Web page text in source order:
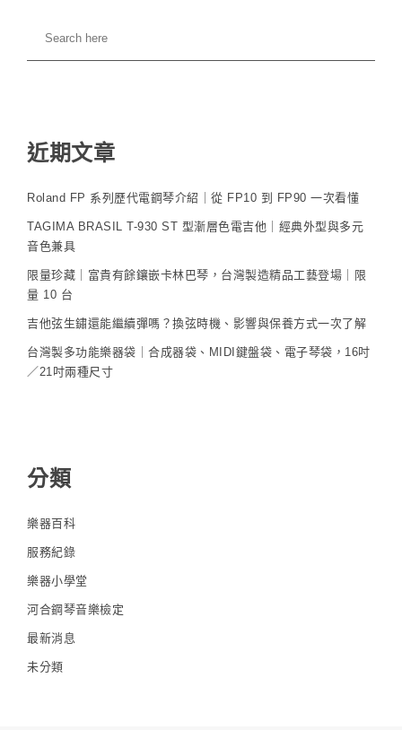
近期文章
Roland FP 系列歷代電鋼琴介紹｜從 FP10 到 FP90 一次看懂
TAGIMA BRASIL T-930 ST 型漸層色電吉他｜經典外型與多元
音色兼具
限量珍藏｜富貴有餘鑲嵌卡林巴琴，台灣製造精品工藝登場｜限
量 10 台
吉他弦生鏽還能繼續彈嗎？換弦時機、影響與保養方式一次了解
台灣製多功能樂器袋｜合成器袋、MIDI鍵盤袋、電子琴袋，16吋
／21吋兩種尺寸
分類
樂器百科
服務紀錄
樂器小學堂
河合鋼琴音樂檢定
最新消息
未分類